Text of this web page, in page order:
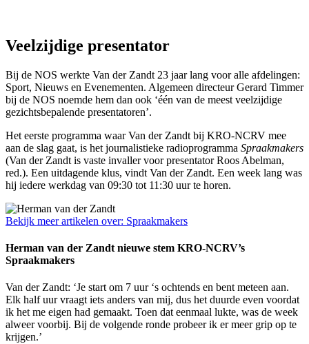
Veelzijdige presentator
Bij de NOS werkte Van der Zandt 23 jaar lang voor alle afdelingen:
Sport, Nieuws en Evenementen. Algemeen directeur Gerard Timmer
bij de NOS noemde hem dan ook ‘één van de meest veelzijdige
gezichtsbepalende presentatoren’.
Het eerste programma waar Van der Zandt bij KRO-NCRV mee
aan de slag gaat, is het journalistieke radioprogramma Spraakmakers
(Van der Zandt is vaste invaller voor presentator Roos Abelman,
red.). Een uitdagende klus, vindt Van der Zandt. Een week lang was
hij iedere werkdag van 09:30 tot 11:30 uur te horen.
Bekijk meer artikelen over: Spraakmakers
Herman van der Zandt nieuwe stem KRO-NCRV’s
Spraakmakers
Van der Zandt: ‘Je start om 7 uur ‘s ochtends en bent meteen aan.
Elk half uur vraagt iets anders van mij, dus het duurde even voordat
ik het me eigen had gemaakt. Toen dat eenmaal lukte, was de week
alweer voorbij. Bij de volgende ronde probeer ik er meer grip op te
krijgen.’